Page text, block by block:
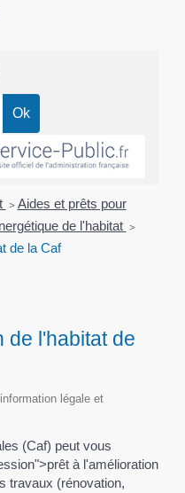
> Aides et prêts pour
de l'habitat >
de la Caf
de l'habitat de
légale et
(Caf) peut vous
à l'amélioration
travaux (rénovation,